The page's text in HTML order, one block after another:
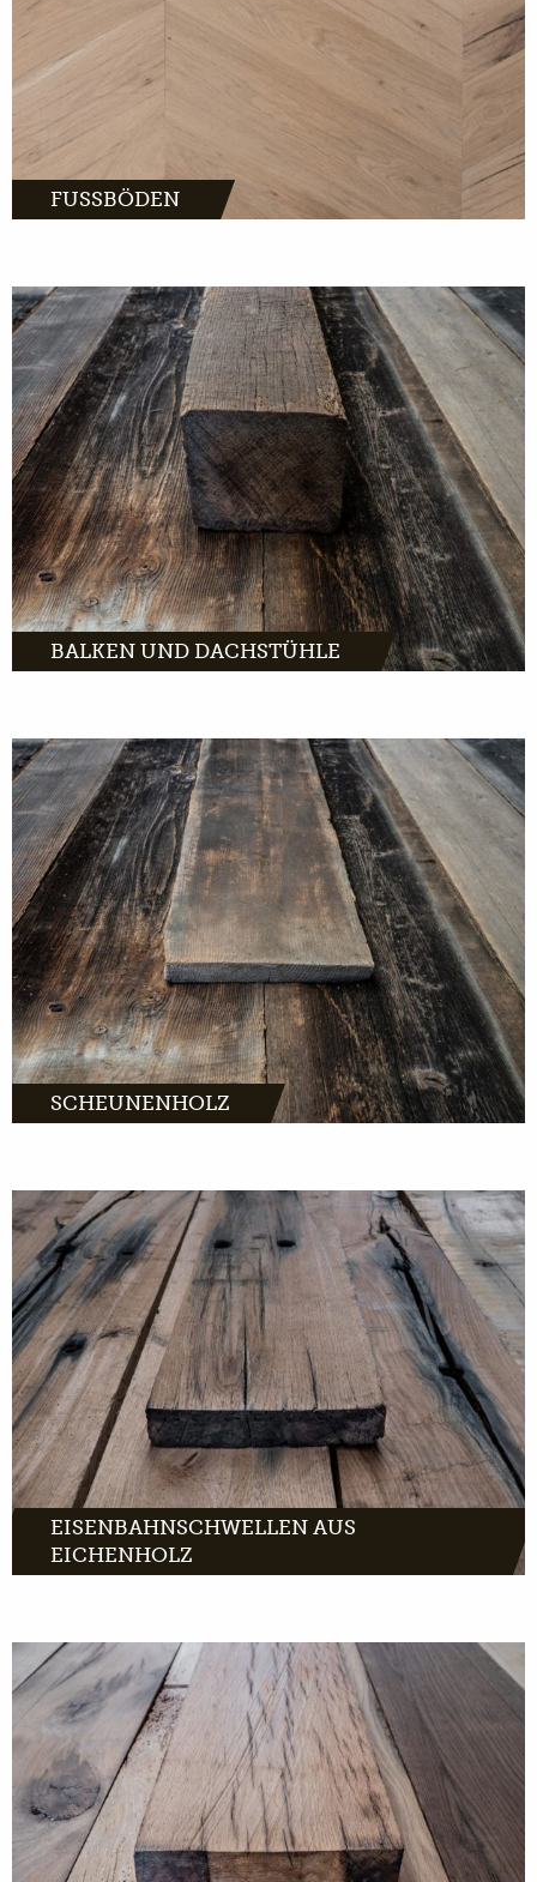
FUSSBÖDEN
MEHR INFOS
BALKEN UND DACHSTÜHLE
MEHR INFOS
SCHEUNENHOLZ
MEHR INFOS
EISENBAHNSCHWELLEN AUS
EICHENHOLZ
MEHR INFOS